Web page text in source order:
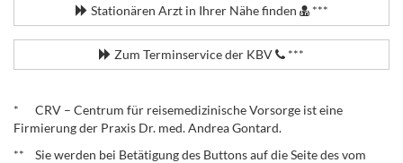
Stationären Arzt in Ihrer Nähe finden ***
Zum Terminservice der KBV ***
* CRV – Centrum für reisemedizinische Vorsorge ist eine
Firmierung der Praxis Dr. med. Andrea Gontard.
** Sie werden bei Betätigung des Buttons auf die Seite des vom